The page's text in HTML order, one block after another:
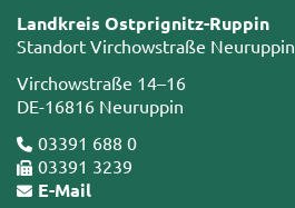
Landkreis Ostprignitz-Ruppin
Standort Virchowstraße Neuruppin
Virchowstraße 14–16
DE-16816 Neuruppin
03391 688 0
03391 3239
E-Mail